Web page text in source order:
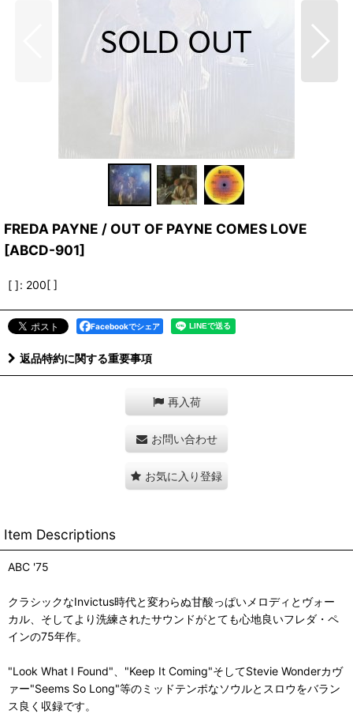
FREDA PAYNE / OUT OF PAYNE COMES LOVE
[ABCD-901]
[ ]: 200[ ]
Facebookでシェア
返品特約に関する重要事項
再入荷
お問い合わせ
お気に入り登録
Item Descriptions
ABC '75
クラシックなInvictus時代と変わらぬ甘酸っぱいメロディとヴォー
カル、そしてより洗練されたサウンドがとても心地良いフレダ・ペ
インの75年作。
"Look What I Found"、"Keep It Coming"そしてStevie Wonderカヴ
ァー"Seems So Long"等のミッドテンポなソウルとスロウをバラン
ス良く収録です。